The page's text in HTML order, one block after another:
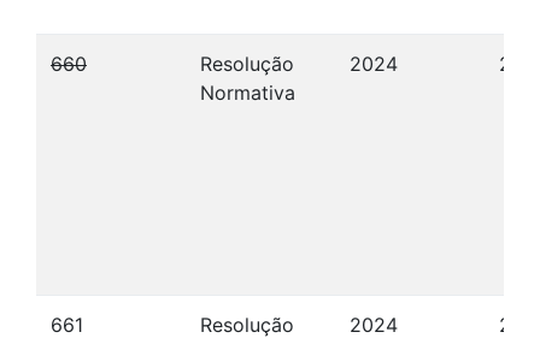
660
Resolução
Normativa
2024 27/
661
Resolução
2024 27/